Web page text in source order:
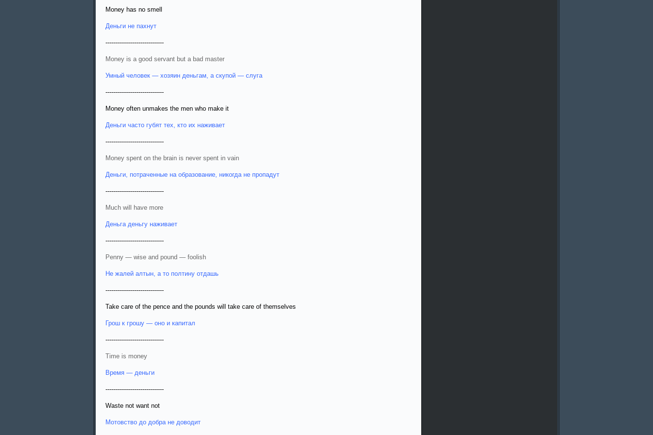
Money has no smell
Деньги не пахнут
------------------------------
Money is a good servant but a bad master
Умный человек — хозяин деньгам, а скупой — слуга
------------------------------
Money often unmakes the men who make it
Деньги часто губят тех, кто их наживает
------------------------------
Money spent on the brain is never spent in vain
Деньги, потраченные на образование, никогда не пропадут
------------------------------
Much will have more
Деньга деньгу наживает
------------------------------
Penny — wise and pound — foolish
Не жалей алтын, а то полтину отдашь
------------------------------
Take care of the pence and the pounds will take care of themselves
Грош к грошу — оно и капитал
------------------------------
Time is money
Время — деньги
------------------------------
Waste not want not
Мотовство до добра не доводит